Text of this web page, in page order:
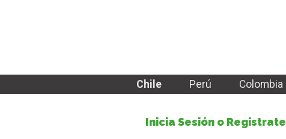
Chile Perú Colombia
Inicia Sesión o Registrate